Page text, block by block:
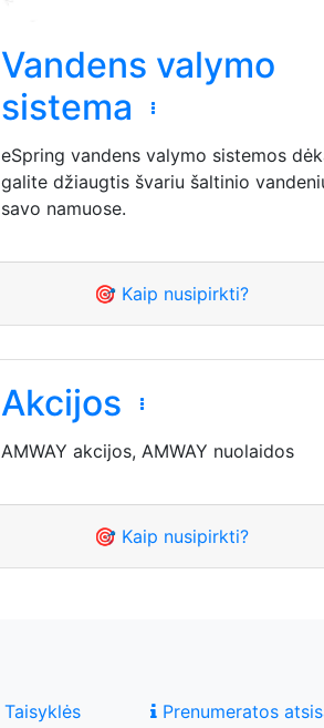
Vandens valymo
sistema
eSpring vandens valymo sistemos
galite džiaugtis švariu šaltinio
savo namuose.
🎯 Kaip nusipirkti?
Akcijos
AMWAY akcijos, AMWAY nuolaidos
🎯 Kaip nusipirkti?
Taisyklės Prenumeratos